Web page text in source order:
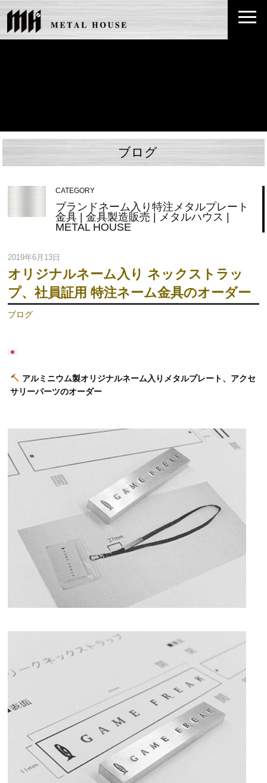
ブログ
CATEGORY
ブランドネーム入り特注メタルプレート
金具 | 金具製造販売 | メタルハウス |
METAL HOUSE
2019年6月13日
オリジナルネーム入り ネックストラッ
プ、社員証用 特注ネーム金具のオーダー
ブログ
アルミニウム製オリジナルネーム入りメタルプレート、アクセ
サリーパーツのオーダー